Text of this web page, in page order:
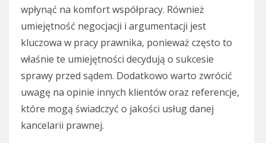
wpłynąć na komfort współpracy. Również
umiejętność negocjacji i argumentacji jest
kluczowa w pracy prawnika, ponieważ często to
właśnie te umiejętności decydują o sukcesie
sprawy przed sądem. Dodatkowo warto zwrócić
uwagę na opinie innych klientów oraz referencje,
które mogą świadczyć o jakości usług danej
kancelarii prawnej.